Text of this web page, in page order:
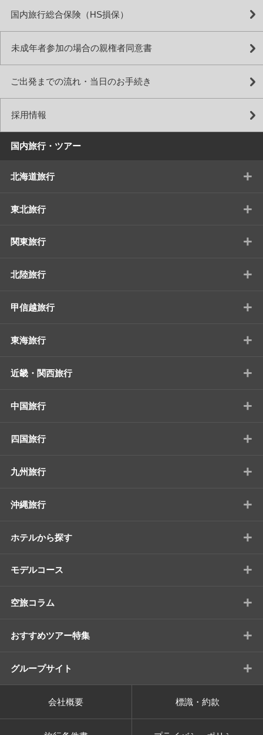
国内旅行総合保険（HS損保）
未成年者参加の場合の親権者同意書
ご出発までの流れ・当日のお手続き
採用情報
国内旅行・ツアー
北海道旅行 +
東北旅行 +
関東旅行 +
北陸旅行 +
甲信越旅行 +
東海旅行 +
近畿・関西旅行 +
中国旅行 +
四国旅行 +
九州旅行 +
沖縄旅行 +
ホテルから探す +
モデルコース +
空旅コラム +
おすすめツアー特集 +
グループサイト +
会社概要 標識・約款